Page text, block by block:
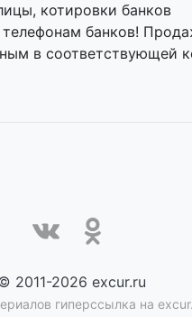
котировки банков
банков!
в соответствующей
2011-2026 excur.ru
гиперссылка на